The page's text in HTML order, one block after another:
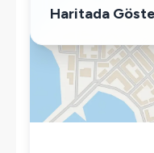
Mikrodalga
Kettle
Havuz-Bahçe Bakımı
Haritada